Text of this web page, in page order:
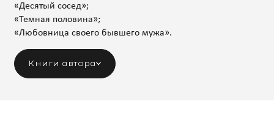
«Десятый сосед»;
«Темная половина»;
«Любовница своего бывшего мужа».
Книги автора